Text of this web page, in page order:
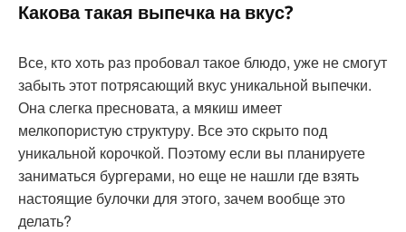
Какова такая выпечка на вкус?
Все, кто хоть раз пробовал такое блюдо, уже не смогут
забыть этот потрясающий вкус уникальной выпечки.
Она слегка пресновата, а мякиш имеет
мелкопористую структуру. Все это скрыто под
уникальной корочкой. Поэтому если вы планируете
заниматься бургерами, но еще не нашли где взять
настоящие булочки для этого, зачем вообще это
делать?